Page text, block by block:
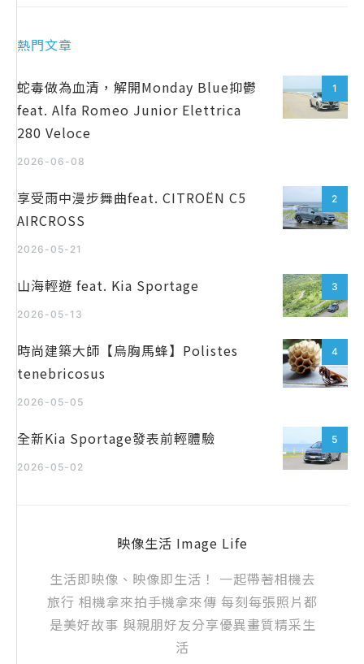
熱門文章
1
蛇毒做為血清，解開Monday Blue抑鬱
feat. Alfa Romeo Junior Elettrica
280 Veloce
2026-06-08
2
享受雨中漫步舞曲feat. CITROËN C5
AIRCROSS
2026-05-21
3
山海輕遊 feat. Kia Sportage
2026-05-13
4
時尚建築大師【烏胸馬蜂】Polistes
tenebricosus
2026-05-05
5
全新Kia Sportage發表前輕體驗
2026-05-02
映像生活 Image Life
生活即映像、映像即生活！ 一起帶著相機去
旅行 相機拿來拍手機拿來傳 每刻每張照片都
是美好故事 與親朋好友分享優異畫質精采生
活